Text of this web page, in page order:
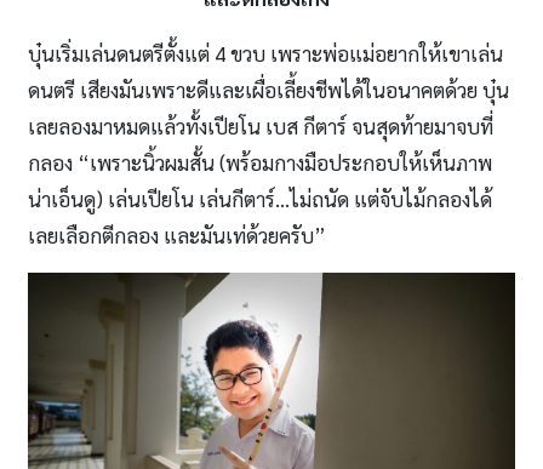
บุ๋นเริ่มเล่นดนตรีตั้งแต่ 4 ขวบ เพราะพ่อแม่อยากให้เขาเล่น
ดนตรี เสียงมันเพราะดีและเผื่อเลี้ยงชีพได้ในอนาคตด้วย บุ๋น
เลยลองมาหมดแล้วทั้งเปียโน เบส กีตาร์ จนสุดท้ายมาจบที่
กลอง “เพราะนิ้วผมสั้น (พร้อมกางมือประกอบให้เห็นภาพ
น่าเอ็นดู) เล่นเปียโน เล่นกีตาร์…ไม่ถนัด แต่จับไม้กลองได้
เลยเลือกตีกลอง และมันเท่ด้วยครับ”